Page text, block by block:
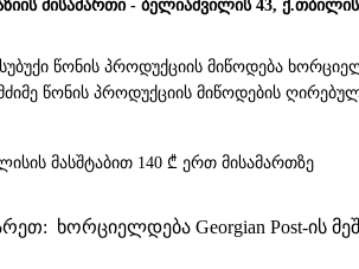
მისამართი - ბელიაშვილის 43,
წონის პროდუქციის მიწოდება
წონის პროდუქციის მიწოდების
მასშტაბით 140 ₾ ერთ მისამართზე
ხორციელდება Georgian Post-ის